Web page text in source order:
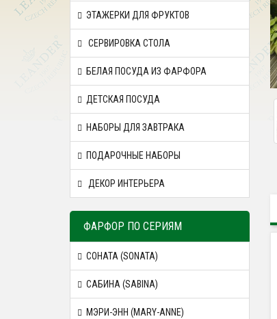
ЭТАЖЕРКИ ДЛЯ ФРУКТОВ
СЕРВИРОВКА СТОЛА
БЕЛАЯ ПОСУДА ИЗ ФАРФОРА
ДЕТСКАЯ ПОСУДА
НАБОРЫ ДЛЯ ЗАВТРАКА
ПОДАРОЧНЫЕ НАБОРЫ
ДЕКОР ИНТЕРЬЕРА
ФАРФОР ПО СЕРИЯМ
СОНАТА (SONATA)
САБИНА (SABINA)
МЭРИ-ЭНН (MARY-ANNE)